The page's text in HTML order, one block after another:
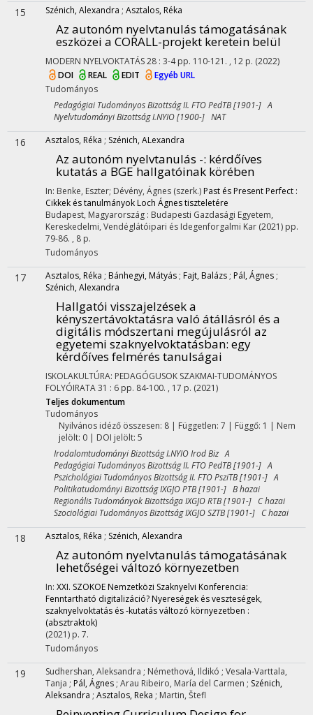
15 Szénich, Alexandra ; Asztalos, Réka
Az autonóm nyelvtanulás támogatásának
eszközei a CORALL-projekt keretein belül
MODERN NYELVOKTATÁS28 : 3-4 pp. 110-121. , 12 p. (2022)
DOI
REAL EDIT
Egyéb URL
Tudományos
Pedagógiai Tudományos Bizottság II. FTO PedTB [1901-] A
Nyelvtudományi Bizottság I.NYIO [1900-] NAT
16 Asztalos, Réka ; Szénich, ALexandra
Az autonóm nyelvtanulás -: kérdőíves
kutatás a BGE hallgatóinak körében
In: Benke, Eszter; Dévény, Ágnes (szerk.) Past és Present Perfect :
Cikkek és tanulmányok Loch Ágnes tiszteletére
Budapest, Magyarország : Budapesti Gazdasági Egyetem,
Kereskedelmi, Vendéglátóipari és Idegenforgalmi Kar (2021) pp.
79-86. , 8 p.
Tudományos
17 Asztalos, Réka ; Bánhegyi, Mátyás ; Fajt, Balázs ; Pál, Ágnes ;
Szénich, Alexandra
Hallgatói visszajelzések a
kényszertávoktatásra való átállásról és a
digitális módszertani megújulásról az
egyetemi szaknyelvoktatásban: egy
kérdőíves felmérés tanulságai
ISKOLAKULTÚRA: PEDAGÓGUSOK SZAKMAI-TUDOMÁNYOS
FOLYÓIRATA31 : 6 pp. 84-100. , 17 p. (2021)
Teljes dokumentum
Tudományos
Nyilvános idéző összesen: 8| Független: 7 | Függő: 1 | Nem
jelölt: 0 | DOI jelölt: 5
Irodalomtudományi Bizottság I.NYIO Irod Biz A
Pedagógiai Tudományos Bizottság II. FTO PedTB [1901-] A
Pszichológiai Tudományos Bizottság II. FTO PsziTB [1901-] A
Politikatudományi Bizottság IXGJO PTB [1901-] B hazai
Regionális Tudományok Bizottsága IXGJO RTB [1901-] C hazai
Szociológiai Tudományos Bizottság IXGJO SZTB [1901-] C hazai
18 Asztalos, Réka ; Szénich, Alexandra
Az autonóm nyelvtanulás támogatásának
lehetőségei változó környezetben
In: XXI. SZOKOE Nemzetközi Szaknyelvi Konferencia:
Fenntartható digitalizáció? Nyereségek és veszteségek,
szaknyelvoktatás és -kutatás változó környezetben :
(absztraktok)
(2021) p. 7.
Tudományos
19 Sudhershan, Aleksandra ; Némethová, Ildikó ; Vesala-Varttala,
Tanja ; Pál, Ágnes ; Arau Ribeiro, María del Carmen ; Szénich,
Aleksandra ; Asztalos, Reka ; Martin, Štefl